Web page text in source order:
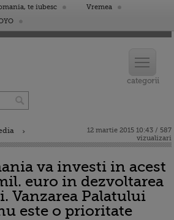
te iubesc
Vremea
12 martie 2015 10:43 / 587
vizualizari
va investi in acest
euro in dezvoltarea
Vanzarea Palatului
este o prioritate